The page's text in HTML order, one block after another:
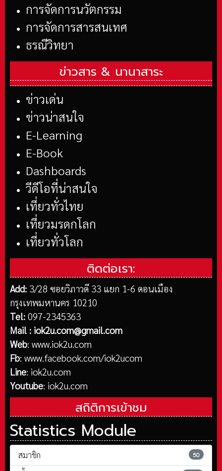
การจัดการนวัตกรรม
การจัดการสารสนเทศ
ธรณีวิทยา
ข่าวสาร & นานาสาระ
ข่าวเด่น
ข่าวน่าสนใจ
E-Learning
E-Book
Dashboards
วีดีโอที่น่าสนใจ
เที่ยวทั่วไทย
เที่ยวมรดกโลก
เที่ยวทั่วโลก
ติดต่อเรา:
Add: 3/28 ซอยวิภาวดี 33 แยก 1-6 ดอนเมือง
กรุงเทพมหานคร 10210
Tel: 097-2345363
Mail : iok2u.com@gmail.com
Web: www.iok2u.com
Fb: www.facebook.com/iok2ucom
Line: iok2u.com
Youtube: iok2u.com
สถิติการเข้าชม
Statistics Module
สมาชิก 50